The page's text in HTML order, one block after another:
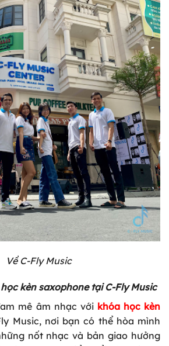
Về C-Fly Music
kèn saxophone tại C-Fly Music
mê âm nhạc với khóa học kèn
Music, nơi bạn có thể hòa mình
nốt nhạc và bản giao hưởng